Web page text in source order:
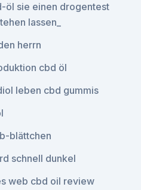
öl sie einen drogentest
lassen_
herrn
cbd öl
leben cbd gummis
blättchen
schnell dunkel
web cbd oil review